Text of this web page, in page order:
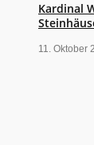
Kardinal
11. Oktober